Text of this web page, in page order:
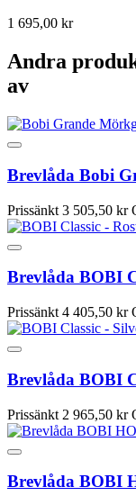
1 695,00 kr
Andra
av
Brevlåda Bobi
Prissänkt 3 505,50 kr
Brevlåda BOBI
Prissänkt 4 405,50 kr
Brevlåda BOBI
Prissänkt 2 965,50 kr
Brevlåda BOBI